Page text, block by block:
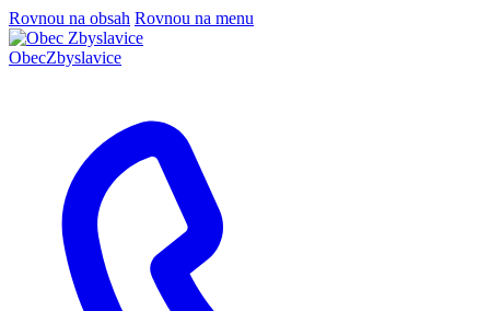
Rovnou na obsah Rovnou na menu
ObecZbyslavice